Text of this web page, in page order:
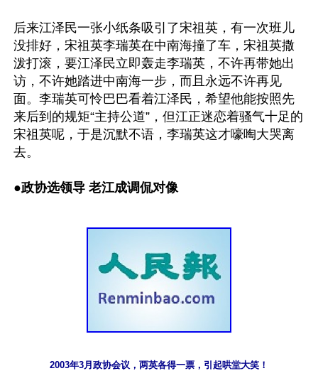
后来江泽民一张小纸条吸引了宋祖英，有一次班儿
没排好，宋祖英李瑞英在中南海撞了车，宋祖英撒
泼打滚，要江泽民立即轰走李瑞英，不许再带她出
访，不许她踏进中南海一步，而且永远不许再见
面。李瑞英可怜巴巴看着江泽民，希望他能按照先
来后到的规矩“主持公道”，但江正迷恋着骚气十足的
宋祖英呢，于是沉默不语，李瑞英这才嚎啕大哭离
●政协选领导 老江成调侃对像
2003年3月政协会议，两英各得一票，引起哄堂大笑！